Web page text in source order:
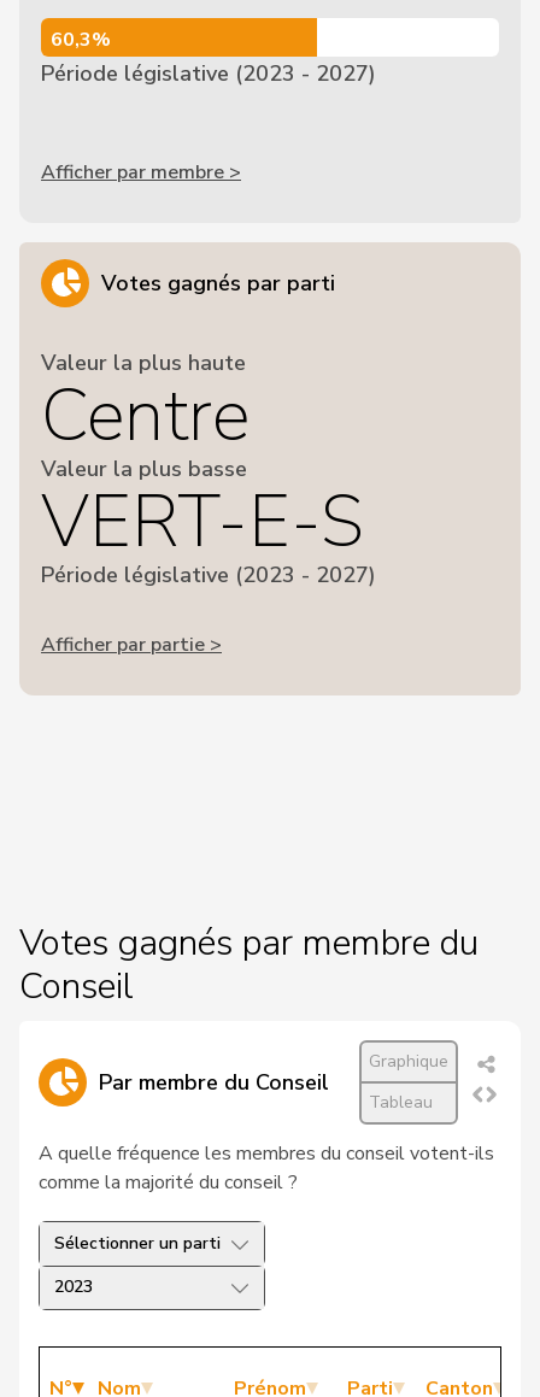
60,3%
60,3%
Période législative (2023 - 2027)
Afficher par membre >
Votes gagnés par parti
Valeur la plus haute
Centre
Valeur la plus basse
VERT-E-S
Période législative (2023 - 2027)
Afficher par partie >
Votes gagnés par membre du
Conseil
Par membre du Conseil
Graphique
Tableau
A quelle fréquence les membres du conseil votent-ils
comme la majorité du conseil ?
Sélectionner un parti
2023
N° Nom Prénom Parti Canton